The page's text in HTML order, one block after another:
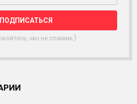
мы не спамим;)